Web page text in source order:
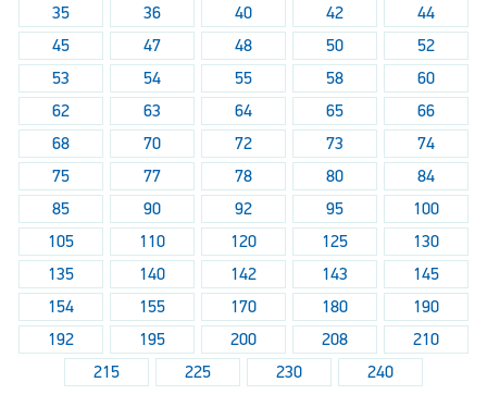
35
36 40 42
44
45
47 48 50
52
53
54 55 58
60
62
63 64 65
66
68
70 72 73
74
75
77 78 80
84
85
90 92 95
100
105
110 120 125
130
135
140 142 143
145
154
155 170 180
190
192
195 200 208
210
215
225 230 240